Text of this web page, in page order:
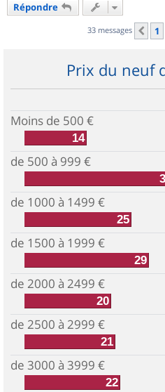
Répondre
33 messages 1
Prix du neuf
Moins de 500 €
14
de 500 à 999 €
de 1000 à 1499 €
25
de 1500 à 1999 €
29
de 2000 à 2499 €
20
de 2500 à 2999 €
21
de 3000 à 3999 €
22